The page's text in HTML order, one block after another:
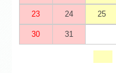
23 24 25
30 31